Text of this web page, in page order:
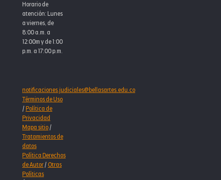
Horario de
atención: Lunes
a viernes, de
8:00 a.m. a
12:00m y de 1:00
p.m. a 17:00 p.m.
notificaciones.judiciales@bellasartes.edu.co
Términos de Uso
/Política de
Privacidad
Mapa sitio/
Tratamientos de
datos
Política Derechos
de Autor/Otras
Políticas